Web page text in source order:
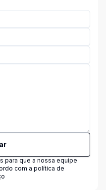
para que a nossa equipe
com a política de